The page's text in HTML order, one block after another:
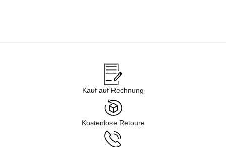
Kauf auf Rechnung
Kostenlose Retoure